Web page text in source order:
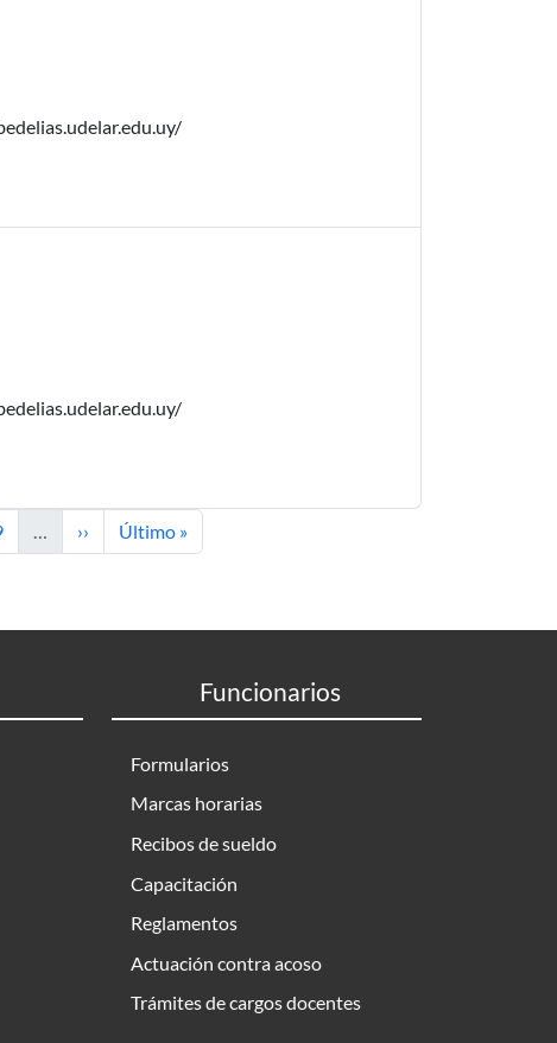
… Siguiente página
›› Última página
Último »
Funcionarios
Formularios
Marcas horarias
Recibos de sueldo
Capacitación
Reglamentos
Actuación contra acoso
Trámites de cargos docentes